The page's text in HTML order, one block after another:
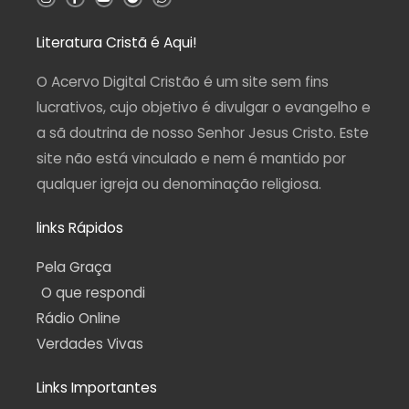
a
g
a
m
b
o
k
-
f
u
b
g
r
m
s
a
p
Literatura Cristã é Aqui!
O Acervo Digital Cristão é um site sem fins
lucrativos, cujo objetivo é divulgar o evangelho e
a sã doutrina de nosso Senhor Jesus Cristo. Este
site não está vinculado e nem é mantido por
qualquer igreja ou denominação religiosa.
links Rápidos
Pela Graça
O que respondi
Rádio Online
Verdades Vivas
Links Importantes